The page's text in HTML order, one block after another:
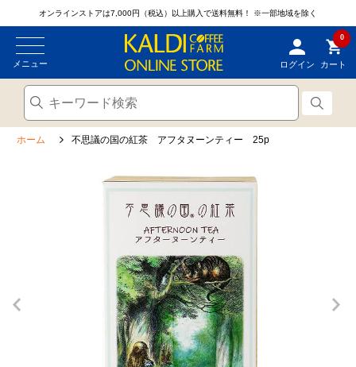
オンラインストアは7,000円（税込）以上購入で送料無料！ ※一部地域を除く
メニュー ログイン
0
カート
ホーム 不思議の国の紅茶 アフタヌーンティー 25p